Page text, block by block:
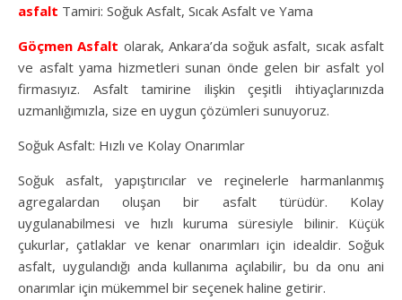
asfalt Tamiri: Soğuk Asfalt, Sıcak Asfalt ve Yama
Göçmen Asfalt olarak, Ankara’da soğuk asfalt, sıcak asfalt
ve asfalt yama hizmetleri sunan önde gelen bir asfalt yol
firmasıyız. Asfalt tamirine ilişkin çeşitli ihtiyaçlarınızda
uzmanlığımızla, size en uygun çözümleri sunuyoruz.
Soğuk Asfalt: Hızlı ve Kolay Onarımlar
Soğuk asfalt, yapıştırıcılar ve reçinelerle harmanlanmış
agregalardan oluşan bir asfalt türüdür. Kolay
uygulanabilmesi ve hızlı kuruma süresiyle bilinir. Küçük
çukurlar, çatlaklar ve kenar onarımları için idealdir. Soğuk
asfalt, uygulandığı anda kullanıma açılabilir, bu da onu ani
onarımlar için mükemmel bir seçenek haline getirir.